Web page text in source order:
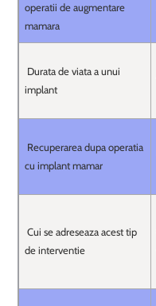
operatii de augmentare
mamara
Durata de viata a unui
implant
Recuperarea dupa operatia
cu implant mamar
Cui se adreseaza acest tip
de interventie